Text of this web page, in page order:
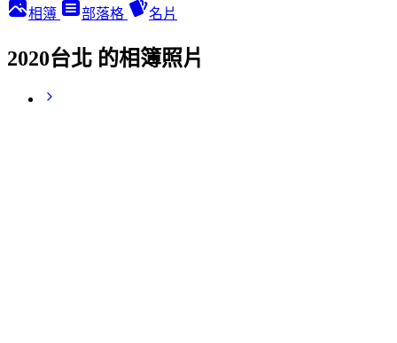
相簿 部落格 名片
2020台北 的相簿照片